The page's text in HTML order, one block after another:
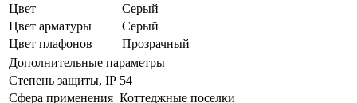
Цвет
Серый
Цвет арматуры
Серый
Цвет плафонов
Прозрачный
Дополнительные параметры
Степень защиты, IP 54
Сфера применения Коттеджные поселки